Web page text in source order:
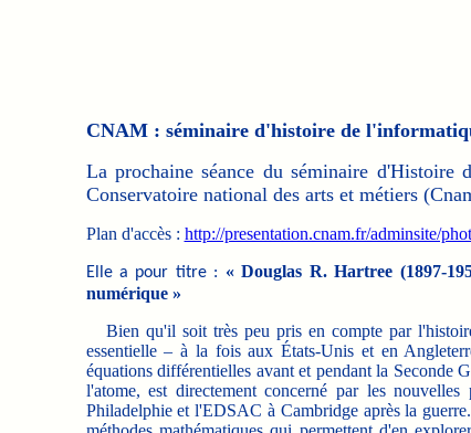
CNAM : séminaire d'histoire de
La prochaine séance du séminaire
Conservatoire national des arts et métiers
Plan d'accès : http://presentation.cnam.fr/adminsite/
Elle a pour titre : « Douglas R. Hartree (1897-
numérique »
Bien qu'il soit très peu pris en compte par
essentielle – à la fois aux États-Unis et en
équations différentielles avant et pendant la
l'atome, est directement concerné par les
Philadelphie et l'EDSAC à Cambridge après la